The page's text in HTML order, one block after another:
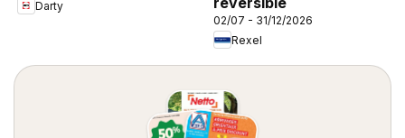
Darty
02/07 - 31/12/2026
Rexel